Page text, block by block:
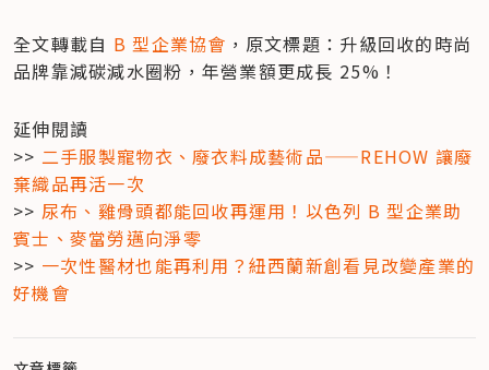
全文轉載自 B 型企業協會 ，原文標題：升級回收的時尚
品牌靠減碳減水圈粉，年營業額更成長 25%！
延伸閱讀
>> 二手服製寵物衣、廢衣料成藝術品——REHOW 讓廢
棄織品再活一次
>> 尿布、雞骨頭都能回收再運用！以色列 B 型企業助
賓士、麥當勞邁向淨零
>> 一次性醫材也能再利用？紐西蘭新創看見改變產業的
好機會